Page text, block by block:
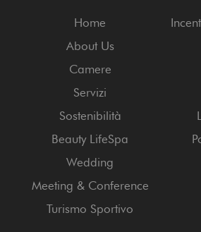
Home
About Us
Camere
Servizi
Sostenibilità
Beauty LifeSpa
Wedding
Meeting & Conference
Turismo Sportivo